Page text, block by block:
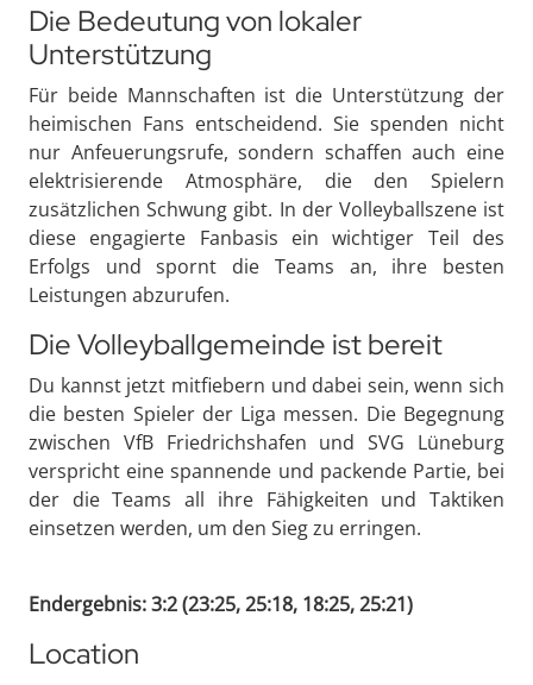
Die Bedeutung von lokaler
Unterstützung
Für beide Mannschaften ist die Unterstützung der
heimischen Fans entscheidend. Sie spenden nicht
nur Anfeuerungsrufe, sondern schaffen auch eine
elektrisierende Atmosphäre, die den Spielern
zusätzlichen Schwung gibt. In der Volleyballszene ist
diese engagierte Fanbasis ein wichtiger Teil des
Erfolgs und spornt die Teams an, ihre besten
Leistungen abzurufen.
Die Volleyballgemeinde ist bereit
Du kannst jetzt mitfiebern und dabei sein, wenn sich
die besten Spieler der Liga messen. Die Begegnung
zwischen VfB Friedrichshafen und SVG Lüneburg
verspricht eine spannende und packende Partie, bei
der die Teams all ihre Fähigkeiten und Taktiken
einsetzen werden, um den Sieg zu erringen.
Endergebnis: 3:2 (23:25, 25:18, 18:25, 25:21)
Location